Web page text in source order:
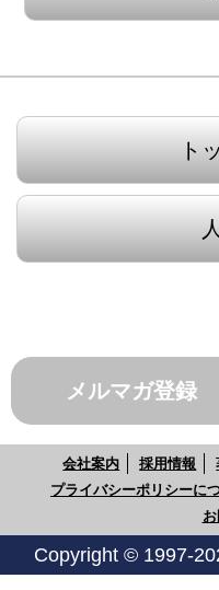
ト
メルマガ登録
会社案内 採用情報
プライバシーポリシーに
Copyright © 1997-